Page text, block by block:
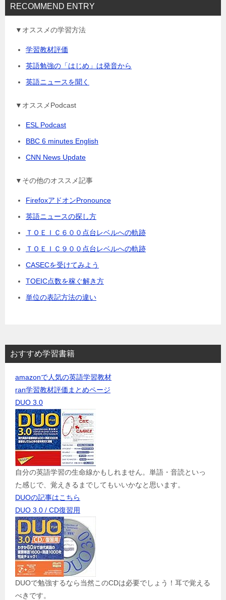
RECOMMEND ENTRY
▼オススメの学習方法
学習教材評価
英語勉強の「はじめ」は発音から
英語ニュースを聞く
▼オススメPodcast
ESL Podcast
BBC 6 minutes English
CNN News Update
▼その他のオススメ記事
FirefoxアドオンPronounce
英語ニュースの探し方
ＴＯＥＩＣ６００点台レベルへの軌跡
ＴＯＥＩＣ９００点台レベルへの軌跡
CASECを受けてみよう
TOEIC点数を稼ぐ解き方
単位の表記方法の違い
おすすめ学習書籍
amazonで人気の英語学習教材
ran学習教材評価まとめページ
DUO 3.0
自分の英語学習の生命線かもしれません。単語・音読といっ
た感じで、覚えきるまでしてもいいかなと思います。
DUOの記事はこちら
DUO 3.0 / CD復習用
DUOで勉強するなら当然このCDは必要でしょう！耳で覚える
べきです。